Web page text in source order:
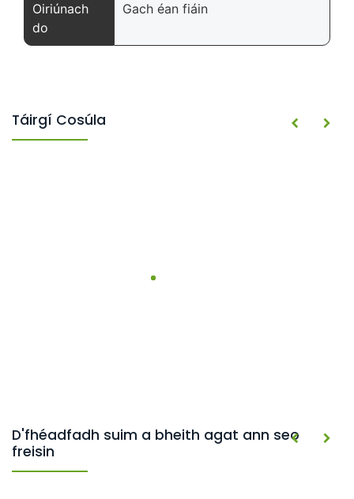
Oiriúnach
do
Gach éan fiáin
Táirgí Cosúla
D'fhéadfadh suim a bheith agat ann seo
freisin